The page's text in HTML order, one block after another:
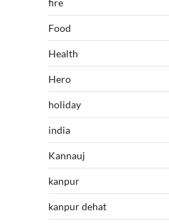
fire
Food
Health
Hero
holiday
india
Kannauj
kanpur
kanpur dehat